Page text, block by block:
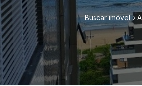
Buscar imóvel